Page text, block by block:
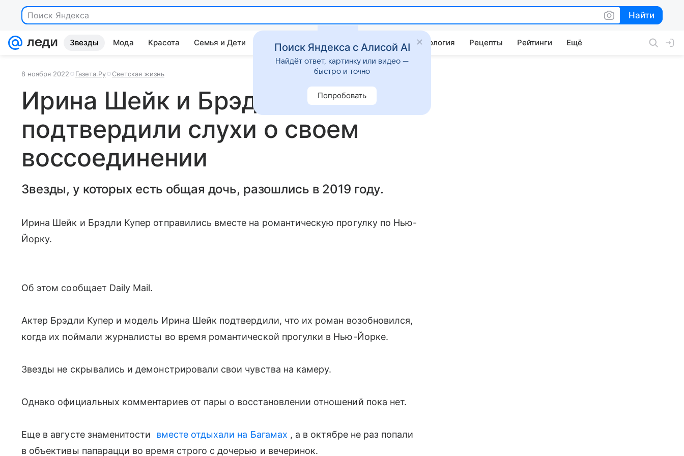
Поиск Яндекса Найти
Найти
Звезды Мода Красота Семья и Дети Дом Гороскопы Стиль жизни Психология Рецепты Рейтинги Ещё
8 ноября 2022 Газета.Ру Светская жизнь
Ирина Шейк и Брэдли Купер
подтвердили слухи о своем
воссоединении
Звезды, у которых есть общая дочь, разошлись в 2019 году.
Ирина Шейк и Брэдли Купер отправились вместе на романтическую прогулку по Нью-
Йорку.
Об этом сообщает Daily Mail.
Актер Брэдли Купер и модель Ирина Шейк подтвердили, что их роман возобновился,
когда их поймали журналисты во время романтической прогулки в Нью-Йорке.
Звезды не скрывались и демонстрировали свои чувства на камеру.
Однако официальных комментариев от пары о восстановлении отношений пока нет.
Еще в августе знаменитости вместе отдыхали на Багамах , а в октябре не раз попали
в объективы папарацци во время строго с дочерью и вечеринок.
Поиск Яндекса с Алисой AI
Найдёт ответ, картинку или видео —
быстро и точно
Попробовать